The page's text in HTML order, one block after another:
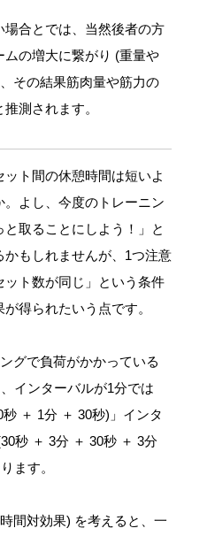
合とでは、当然後者の方
の増大に繋がり (重量や
その結果筋肉量や筋力の
測されます。
ト間の休憩時間は短いよ
。よし、今度のトレーニン
取ることにしよう！」と
もしれませんが、1つ注意
ット数が同じ」という条件
得られたいう点です。
グで負荷がかかっている
インターバルが1分では
秒 ＋ 1分 ＋ 30秒)」インタ
秒 ＋ 3分 ＋ 30秒 ＋ 3分
ます。
間対効果) を考えると、一